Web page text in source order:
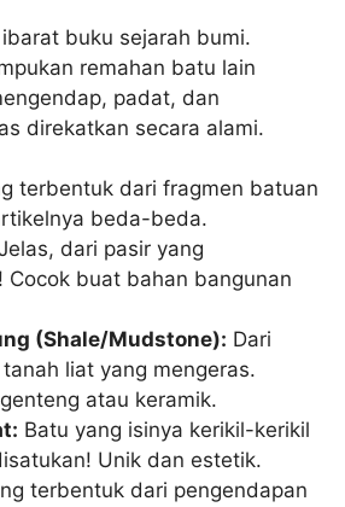
buku sejarah bumi.
remahan batu lain
padat, dan
direkatkan secara alami.
terbentuk dari fragmen batuan
beda-beda.
dari pasir yang
Cocok buat bahan bangunan
(Shale/Mudstone): Dari
liat yang mengeras.
atau keramik.
Batu yang isinya kerikil-kerikil
Unik dan estetik.
terbentuk dari pengendapan